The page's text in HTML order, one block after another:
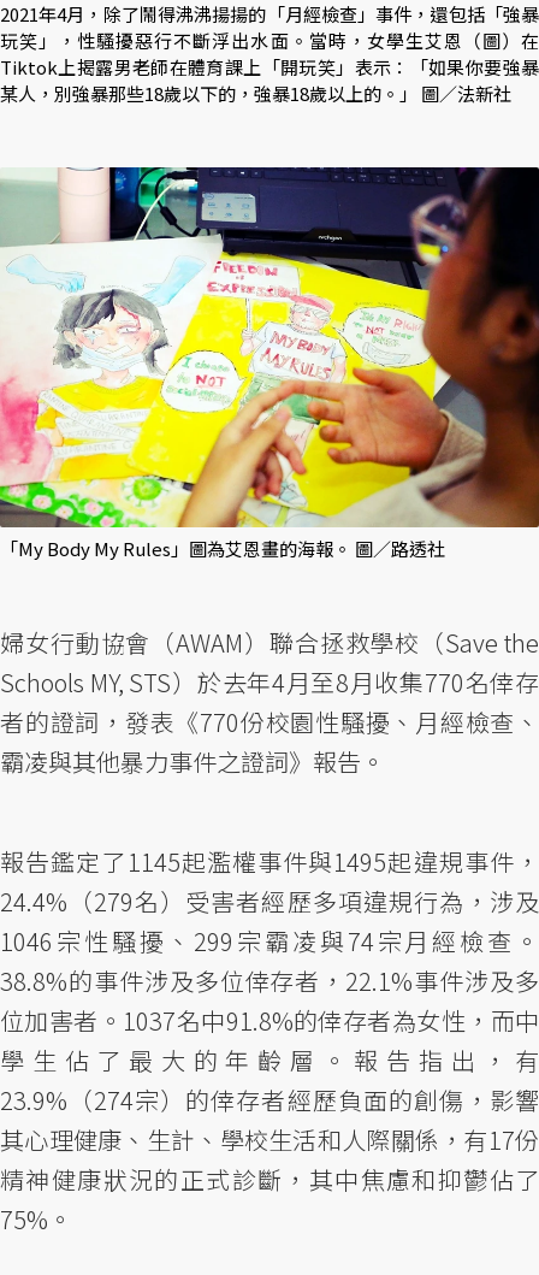
2021年4月，除了鬧得沸沸揚揚的「月經檢查」事件，還包括「強暴
玩笑」，性騷擾惡行不斷浮出水面。當時，女學生艾恩（圖）在
Tiktok上揭露男老師在體育課上「開玩笑」表示：「如果你要強暴
某人，別強暴那些18歲以下的，強暴18歲以上的。」 圖／法新社
「My Body My Rules」圖為艾恩畫的海報。 圖／路透社
婦女行動協會（AWAM）聯合拯救學校（Save the
Schools MY, STS）於去年4月至8月收集770名倖存
者的證詞，發表《770份校園性騷擾、月經檢查、
霸凌與其他暴力事件之證詞》報告。
報告鑑定了1145起濫權事件與1495起違規事件，
24.4%（279名）受害者經歷多項違規行為，涉及
1046宗性騷擾、299宗霸凌與74宗月經檢查。
38.8%的事件涉及多位倖存者，22.1%事件涉及多
位加害者。1037名中91.8%的倖存者為女性，而中
學生佔了最大的年齡層。報告指出，有
23.9%（274宗）的倖存者經歷負面的創傷，影響
其心理健康、生計、學校生活和人際關係，有17份
精神健康狀況的正式診斷，其中焦慮和抑鬱佔了
75%。